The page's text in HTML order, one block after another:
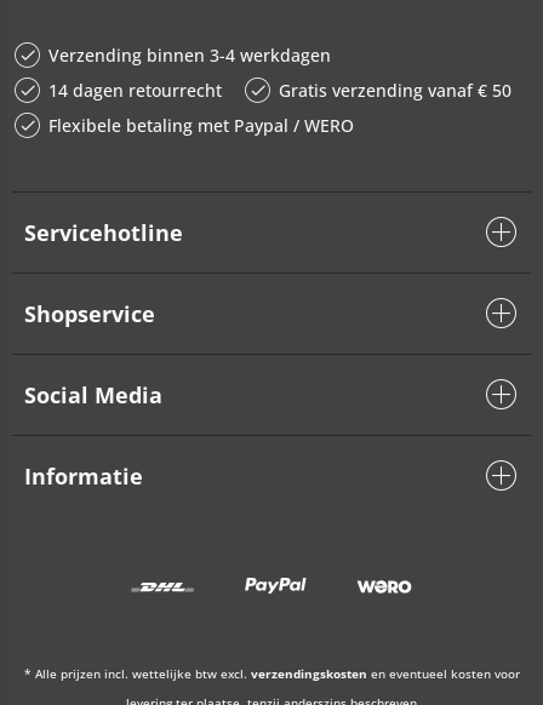
Verzending binnen 3-4 werkdagen
14 dagen retourrecht
Gratis verzending vanaf € 50
Flexibele betaling met Paypal / WERO
Servicehotline
Shopservice
Social Media
Informatie
* Alle prijzen incl. wettelijke btw excl. verzendingskosten en eventueel kosten voor